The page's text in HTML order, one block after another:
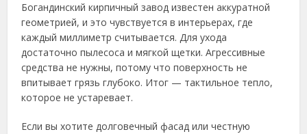
Богандинский кирпичный завод известен аккуратной
геометрией, и это чувствуется в интерьерах, где
каждый миллиметр считывается. Для ухода
достаточно пылесоса и мягкой щетки. Агрессивные
средства не нужны, потому что поверхность не
впитывает грязь глубоко. Итог — тактильное тепло,
которое не устаревает.
Если вы хотите долговечный фасад или честную